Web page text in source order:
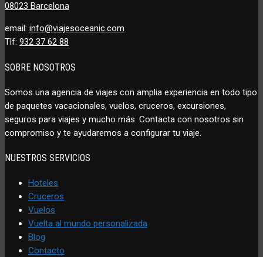
08023 Barcelona
email: info@viajesoceanic.com
Tlf: 932 37 62 88
SOBRE NOSOTROS
Somos una agencia de viajes con amplia experiencia en todo tipo
de paquetes vacacionales, vuelos, cruceros, excursiones,
seguros para viajes y mucho más. Contacta con nosotros sin
compromiso y te ayudaremos a configurar tu viaje.
NUESTROS SERVICIOS
Hoteles
Cruceros
Vuelos
Vuelta al mundo personalizada
Blog
Contacto